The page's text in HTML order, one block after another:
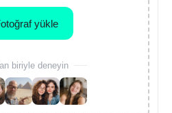
yükle
biriyle deneyin